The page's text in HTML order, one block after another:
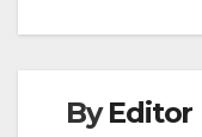
ByEditor